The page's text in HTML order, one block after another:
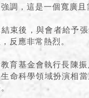
調，這是一個寬廣且
束後，與會者給予
反應非常熱烈。
教育基金會執行長陳
命科學領域扮演相